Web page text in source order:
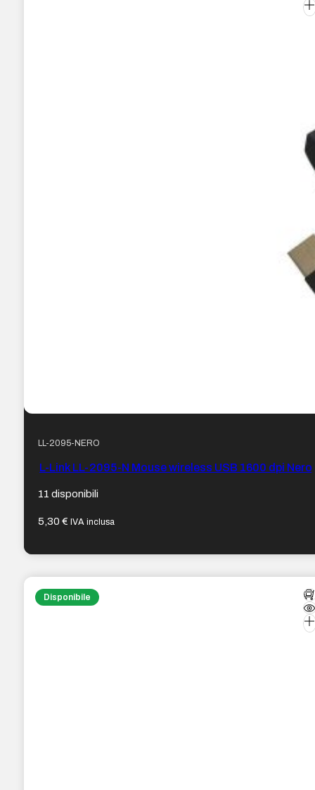
LL-2095-NERO
L-Link LL-2095-N Mouse wireless USB 1600 dpi Nero
11 disponibili
5,30€ IVA inclusa
Disponibile